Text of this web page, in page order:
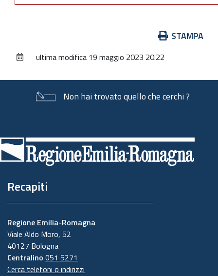
documento
STAMPA
ultima modifica 19 maggio 2023 20:22
Non hai trovato quello che cerchi ?
di
pagina
Recapiti
Regione Emilia-Romagna
Viale Aldo Moro, 52
40127 Bologna
Centralino 051 5271
Cerca telefoni o indirizzi